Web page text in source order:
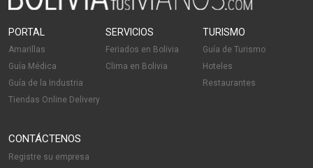
PORTAL
Amarillas
Guía Médica
Guía de la Industria
Tiendas Online Delivery
SERVICIOS
Feriados en Bolivia
Clima en Bolivia
TURISMO
Guía de Turismo
Hoteles
Restaurantes
CONTÁCTENOS
Registre su empresa